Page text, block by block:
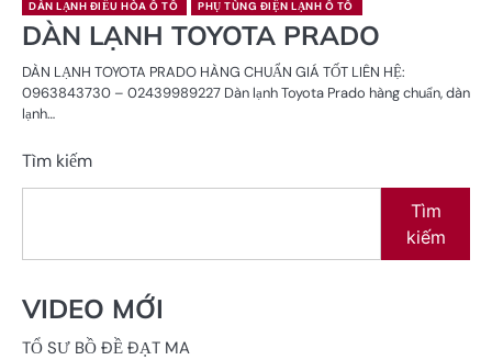
DÀN LẠNH ĐIỀU HÒA Ô TÔ PHỤ TÙNG ĐIỆN LẠNH Ô TÔ
DÀN LẠNH TOYOTA PRADO
DÀN LẠNH TOYOTA PRADO HÀNG CHUẨN GIÁ TỐT LIÊN HỆ:
0963843730 – 02439989227 Dàn lạnh Toyota Prado hàng chuẩn, dàn
lạnh…
Tìm kiếm
Tìm
kiếm
VIDEO MỚI
TỔ SƯ BỒ ĐỀ ĐẠT MA